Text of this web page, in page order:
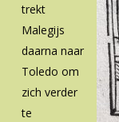
trekt
Malegijs
daarna naar
Toledo om
zich verder
te